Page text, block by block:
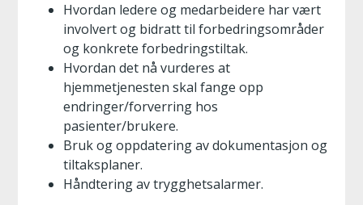
Hvordan ledere og medarbeidere har vært
involvert og bidratt til forbedringsområder
og konkrete forbedringstiltak.
Hvordan det nå vurderes at
hjemmetjenesten skal fange opp
endringer/forverring hos
pasienter/brukere.
Bruk og oppdatering av dokumentasjon og
tiltaksplaner.
Håndtering av trygghetsalarmer.